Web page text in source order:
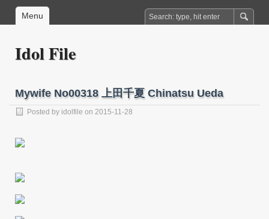
Menu
Idol File
Mywife No00318 上田千夏 Chinatsu Ueda
Posted by idolfile on 2015-11-28